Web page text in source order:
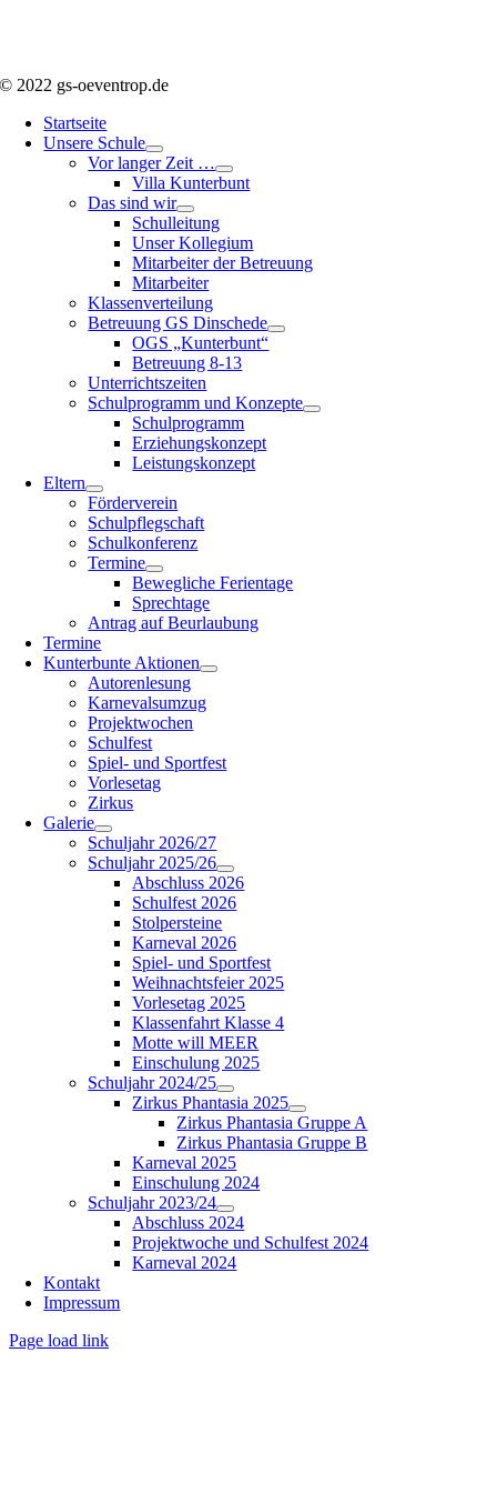
© 2022 gs-oeventrop.de
Startseite
Unsere Schule
Vor langer Zeit …
Villa Kunterbunt
Das sind wir
Schulleitung
Unser Kollegium
Mitarbeiter der Betreuung
Mitarbeiter
Klassenverteilung
Betreuung GS Dinschede
OGS „Kunterbunt“
Betreuung 8-13
Unterrichtszeiten
Schulprogramm und Konzepte
Schulprogramm
Erziehungskonzept
Leistungskonzept
Eltern
Förderverein
Schulpflegschaft
Schulkonferenz
Termine
Bewegliche Ferientage
Sprechtage
Antrag auf Beurlaubung
Termine
Kunterbunte Aktionen
Autorenlesung
Karnevalsumzug
Projektwochen
Schulfest
Spiel- und Sportfest
Vorlesetag
Zirkus
Galerie
Schuljahr 2026/27
Schuljahr 2025/26
Abschluss 2026
Schulfest 2026
Stolpersteine
Karneval 2026
Spiel- und Sportfest
Weihnachtsfeier 2025
Vorlesetag 2025
Klassenfahrt Klasse 4
Motte will MEER
Einschulung 2025
Schuljahr 2024/25
Zirkus Phantasia 2025
Zirkus Phantasia Gruppe A
Zirkus Phantasia Gruppe B
Karneval 2025
Einschulung 2024
Schuljahr 2023/24
Abschluss 2024
Projektwoche und Schulfest 2024
Karneval 2024
Kontakt
Impressum
Page load link